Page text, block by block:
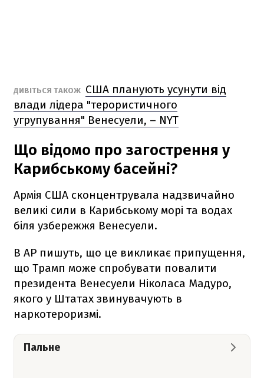
ДИВІТЬСЯ ТАКОЖ США планують усунути від
влади лідера "терористичного
угрупування" Венесуели, – NYT
Що відомо про загострення у
Карибському басейні?
Армія США сконцентрувала надзвичайно
великі сили в Карибському морі та водах
біля узбережжя Венесуели.
В AP пишуть, що це викликає припущення,
що Трамп може спробувати повалити
президента Венесуели Ніколаса Мадуро,
якого у Штатах звинувачують в
наркотероризмі.
Пальне